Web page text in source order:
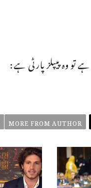
تو وہ پیپلز پارٹی ہے:
MORE FROM AUTHOR